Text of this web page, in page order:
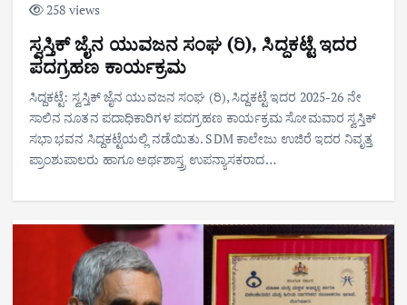
258 views
ಸ್ವಸ್ತಿಕ್ ಜೈನ ಯುವಜನ ಸಂಘ (ರಿ), ಸಿದ್ದಕಟ್ಟೆ ಇದರ
ಪದಗ್ರಹಣ ಕಾರ್ಯಕ್ರಮ
ಸಿದ್ದಕಟ್ಟೆ: ಸ್ವಸ್ತಿಕ್ ಜೈನ ಯುವಜನ ಸಂಘ (ರಿ), ಸಿದ್ದಕಟ್ಟೆ ಇದರ 2025-26 ನೇ
ಸಾಲಿನ ನೂತನ ಪದಾಧಿಕಾರಿಗಳ ಪದಗ್ರಹಣ ಕಾರ್ಯಕ್ರಮ ಸೋಮವಾರ ಸ್ವಸ್ತಿಕ್
ಸಭಾ ಭವನ ಸಿದ್ದಕಟ್ಟೆಯಲ್ಲಿ ನಡೆಯಿತು. SDM ಕಾಲೇಜು ಉಜಿರೆ ಇದರ ನಿವೃತ್ತ
ಪ್ರಾಂಶುಪಾಲರು ಹಾಗೂ ಅರ್ಥಶಾಸ್ತ್ರ ಉಪನ್ಯಾಸಕರಾದ…